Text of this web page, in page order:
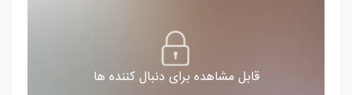
قابل مشاهده برای دنبال کننده ها